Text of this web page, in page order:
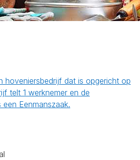
hoveniersbedrijf dat is opgericht op
telt 1 werknemer en de
Eenmanszaak.